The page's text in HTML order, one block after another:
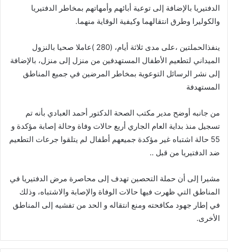
الدفتيريا بالإضافة إلى توعية أبائهم وأمهاتهم بمخاطر الدفتيريا
والكوليرا وطرق انتقالهما وكيفية الوقاية منهما.
ينفذالحملتين ،على مدى ثلاثة أيام، (280 )عاملا صحيا بالنزول
الميداني لتطعيم الأطفال المستهدفين من منزل إلى منزل، بالإضافة
إلى نشر الرسائل التوعوية بمخاطر المرضين في جميع المناطق
المستهدفة
من جانبه أوضح مدير مكتب الصحة الدكتور أحمد العبادي بأنه تم
تسجيل منذ بداية العام الجاري أربع حالات وفاة وحالة إصابة مؤكدة و
55 حالة اشتباه غير مؤكدة جميعهم أطفال لم يتلقوا جرعات التطعيم
ضد الدفتيريا من قبل ..
مشيرا إلى أن حملة التحصين تهدف إلى محاصرة مرض الدفتيريا في
المناطق التي ظهرت فيها حالات الوفاة والإصابة والاشتباه، وذلك
في إطار جهود مكافحته ومنع انتقاله و الحد من تفشيه إلى المناطق
الأخرى.